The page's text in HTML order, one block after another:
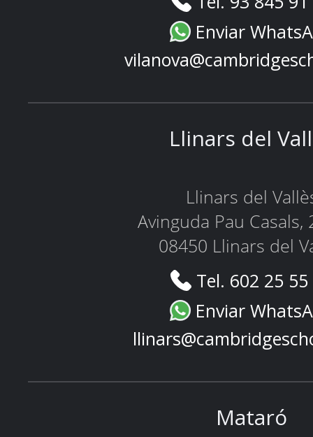
Enviar
Llinars del
Llinars del
Avinguda Pau Casals,
08450 Llinars del
Tel. 602 25
Enviar
Mataró